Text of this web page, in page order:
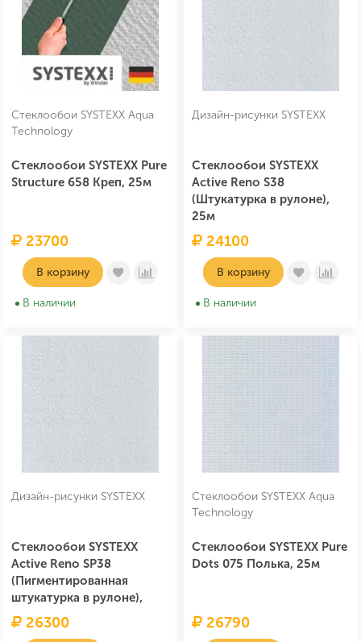
Стеклообои SYSTEXX Aqua
Technology
Стеклообои SYSTEXX Pure
Structure 658 Креп, 25м
23700
В корзину
В наличии
Дизайн-рисунки SYSTEXX
Стеклообои SYSTEXX
Active Reno S38
(Штукатурка в рулоне),
25м
24100
В корзину
В наличии
Дизайн-рисунки SYSTEXX
Стеклообои SYSTEXX
Active Reno SP38
(Пигментированная
штукатурка в рулоне),
25м26300
Стеклообои SYSTEXX Aqua
Technology
Стеклообои SYSTEXX Pure
Dots 075 Полька, 25м
26790